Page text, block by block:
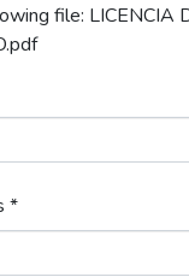
file: LICENCIA
*